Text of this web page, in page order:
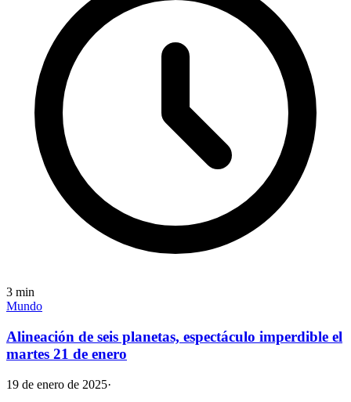
3 min
Mundo
Alineación de seis planetas, espectáculo imperdible el
martes 21 de enero
19 de enero de 2025·